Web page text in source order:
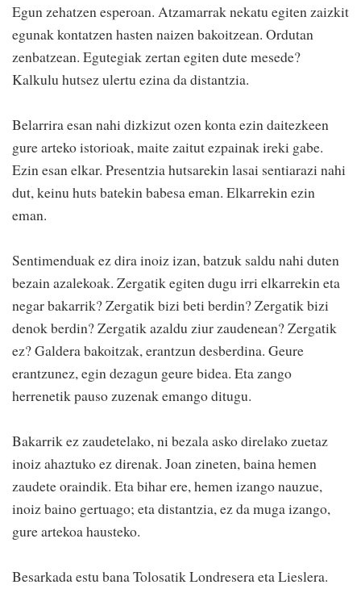
Egun zehatzen esperoan. Atzamarrak nekatu egiten zaizkit
egunak kontatzen hasten naizen bakoitzean. Ordutan
zenbatzean. Egutegiak zertan egiten dute mesede?
Kalkulu hutsez ulertu ezina da distantzia.
Belarrira esan nahi dizkizut ozen konta ezin daitezkeen
gure arteko istorioak, maite zaitut ezpainak ireki gabe.
Ezin esan elkar. Presentzia hutsarekin lasai sentiarazi nahi
dut, keinu huts batekin babesa eman. Elkarrekin ezin
eman.
Sentimenduak ez dira inoiz izan, batzuk saldu nahi duten
bezain azalekoak. Zergatik egiten dugu irri elkarrekin eta
negar bakarrik? Zergatik bizi beti berdin? Zergatik bizi
denok berdin? Zergatik azaldu ziur zaudenean? Zergatik
ez? Galdera bakoitzak, erantzun desberdina. Geure
erantzunez, egin dezagun geure bidea. Eta zango
herrenetik pauso zuzenak emango ditugu.
Bakarrik ez zaudetelako, ni bezala asko direlako zuetaz
inoiz ahaztuko ez direnak. Joan zineten, baina hemen
zaudete oraindik. Eta bihar ere, hemen izango nauzue,
inoiz baino gertuago; eta distantzia, ez da muga izango,
gure artekoa hausteko.
Besarkada estu bana Tolosatik Londresera eta Lieslera.